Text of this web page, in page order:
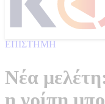
ΕΠΙΣΤΗΜΗ
Νέα
η γρίπη